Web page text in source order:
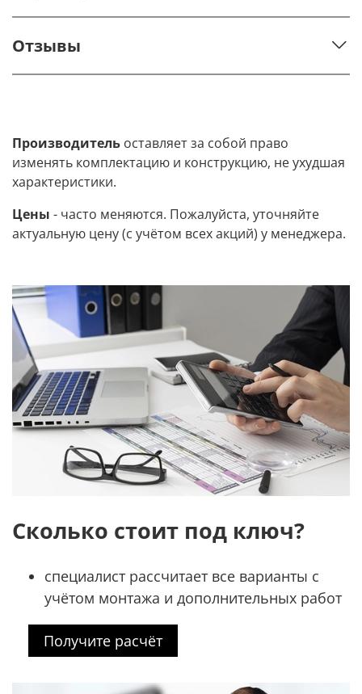
Отзывы
Производитель оставляет за собой право
изменять комплектацию и конструкцию, не ухудшая
характеристики.
Цены - часто меняются. Пожалуйста, уточняйте
актуальную цену (с учётом всех акций) у менеджера.
Сколько стоит под ключ?
специалист рассчитает все варианты с
учётом монтажа и дополнительных работ
Получите расчёт